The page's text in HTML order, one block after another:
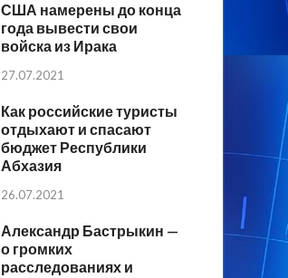
США намерены до конца
года вывести свои
войска из Ирака
27.07.2021
Как российские туристы
отдыхают и спасают
бюджет Республики
Абхазия
26.07.2021
Александр Бастрыкин —
о громких
расследованиях и